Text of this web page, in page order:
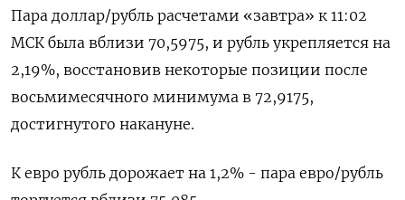
Пара доллар/рубль расчетами «завтра» к 11:02
МСК была вблизи 70,5975​​, и рубль укрепляется на
2,19%, восстановив некоторые позиции после
восьмимесячного минимума в 72,9175,
достигнутого накануне.
К евро рубль дорожает на 1,2% - пара евро/рубль